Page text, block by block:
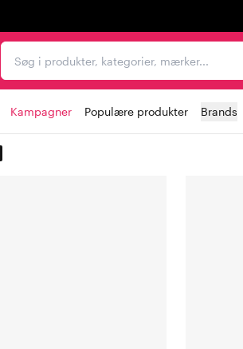
Søg i produkter, kategorier, mærker...
Kampagner Populære produkter Brands